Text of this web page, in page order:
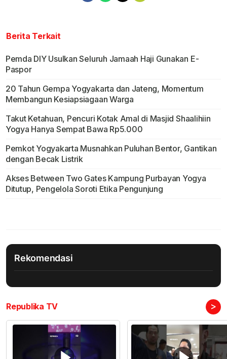
Berita Terkait
Pemda DIY Usulkan Seluruh Jamaah Haji Gunakan E-
Paspor
20 Tahun Gempa Yogyakarta dan Jateng, Momentum
Membangun Kesiapsiagaan Warga
Takut Ketahuan, Pencuri Kotak Amal di Masjid Shaalihiin
Yogya Hanya Sempat Bawa Rp5.000
Pemkot Yogyakarta Musnahkan Puluhan Bentor, Gantikan
dengan Becak Listrik
Akses Between Two Gates Kampung Purbayan Yogya
Ditutup, Pengelola Soroti Etika Pengunjung
Rekomendasi
Republika TV >